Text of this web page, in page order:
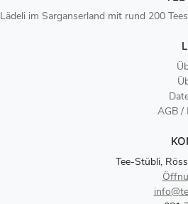
im Sarganserland mit rund 200
AGB /
Tee-Stübli,